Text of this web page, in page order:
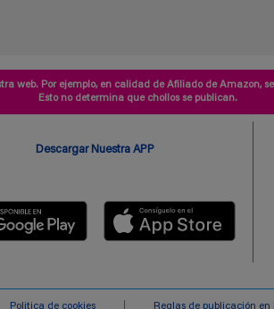
web. Por ejemplo, en calidad de Afiliado de Amazon,
Esto no determina que chollos se publican.
Descargar Nuestra APP
Politica de cookies Reglas de publicación en